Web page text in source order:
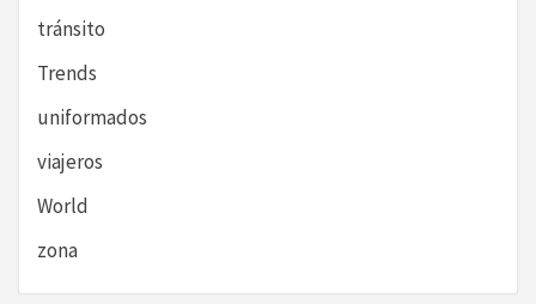
tránsito
Trends
uniformados
viajeros
World
zona